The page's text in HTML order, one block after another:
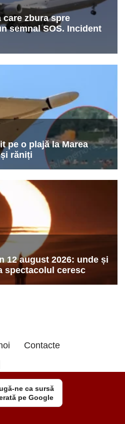
Contacte
ne ca sursă
pe Google